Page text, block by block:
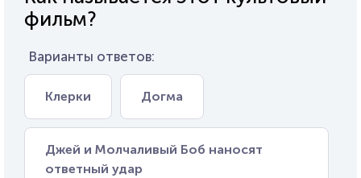
фильм?
Варианты ответов:
Клерки Догма
Джей и Молчаливый Боб наносят
ответный удар